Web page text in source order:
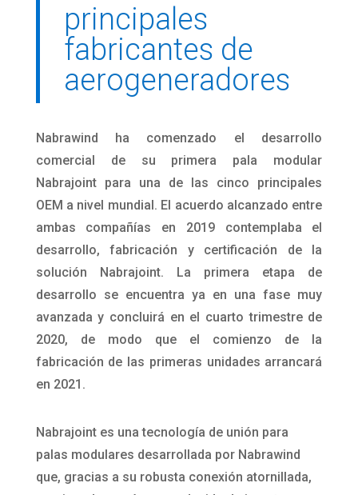
principales
fabricantes de
aerogeneradores
Nabrawind ha comenzado el desarrollo
comercial de su primera pala modular
Nabrajoint para una de las cinco principales
OEM a nivel mundial. El acuerdo alcanzado entre
ambas compañías en 2019 contemplaba el
desarrollo, fabricación y certificación de la
solución Nabrajoint. La primera etapa de
desarrollo se encuentra ya en una fase muy
avanzada y concluirá en el cuarto trimestre de
2020, de modo que el comienzo de la
fabricación de las primeras unidades arrancará
en 2021.
Nabrajoint es una tecnología de unión para
palas modulares desarrollada por Nabrawind
que, gracias a su robusta conexión atornillada,